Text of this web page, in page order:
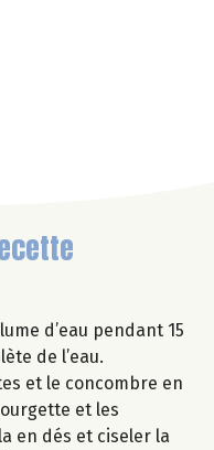
d’eau pendant 15
de l’eau.
et le concombre en
et les
en dés et ciseler la